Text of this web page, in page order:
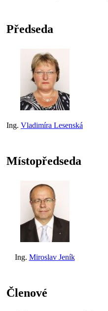
Předseda
Ing. Vladimíra Lesenská
Místopředseda
Ing. Miroslav Jeník
Členové